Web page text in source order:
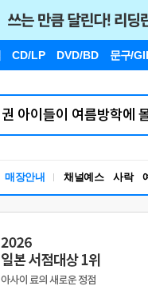
CD/LP DVD/BD 문구/
매장안내 채널예스 사락